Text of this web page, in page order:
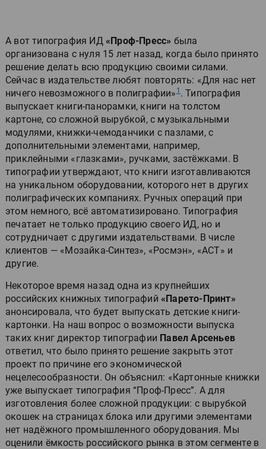
А вот типография ИД «Проф-Пресс» была
организована с нуля 15 лет назад, когда было принято
решение делать всю продукцию своими силами.
Сейчас в издательстве любят повторять: «Для нас нет
ничего невозможного в полиграфии»1 . Типография
выпускает книги-панорамки, книги на толстом
картоне, со сложной вырубкой, с музыкальными
модулями, книжки-чемоданчики с пазлами, с
дополнительными элементами, например,
приклейными «глазками», ручками, застёжками. В
типографии утверждают, что книги изготавливаются
на уникальном оборудовании, которого нет в других
полиграфических компаниях. Ручных операций при
этом немного, всё автоматизировано. Типография
печатает не только продукцию своего ИД, но и
сотрудничает с другими издательствами. В числе
клиентов — «Мозайка-Синтез», «Росмэн», «АСТ» и
другие.
Некоторое время назад одна из крупнейших
российских книжных типографий «Парето-Принт»
анонсировала, что будет выпускать детские книги-
картонки. На наш вопрос о возможности выпуска
таких книг директор типографии Павел Арсеньев
ответил, что было принято решение закрыть этот
проект по причине его экономической
нецелесообразности. Он объяснил: «Картонные книжки
уже выпускает типография “Проф-Пресс”. А для
изготовления более сложной продукции: с вырубкой
окошек на страницах блока или другими элементами
нет надёжного промышленного оборудования. Мы
оценили ёмкость российского рынка в этом сегменте в